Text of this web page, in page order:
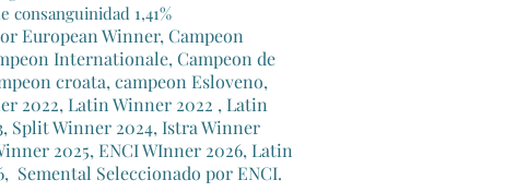
consanguinidad 1,41%
European Winner, Campeon
Internationale, Campeon de
croata, campeon Esloveno,
2022, Latin Winner 2022 , Latin
Split Winner 2024, Istra Winner
2025, ENCI WInner 2026, Latin
Semental Seleccionado por ENCI.